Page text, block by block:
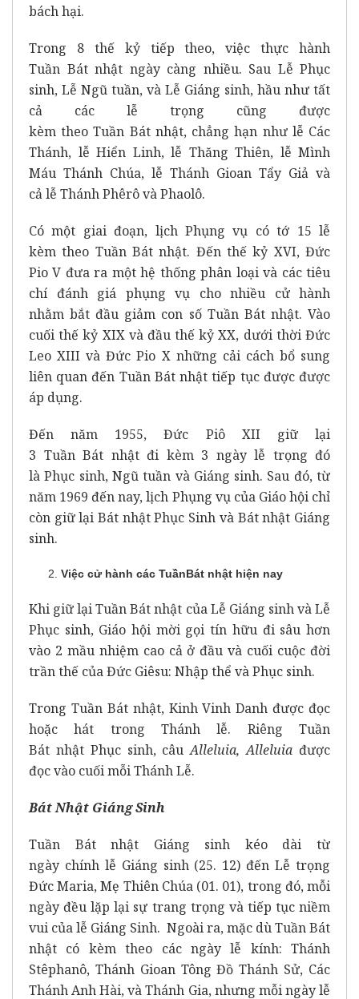
bách hại.
Trong 8 thế kỷ tiếp theo, việc thực hành
Tuần Bát nhật ngày càng nhiều. Sau Lễ Phục
sinh, Lễ Ngũ tuần, và Lễ Giáng sinh, hầu như tất
cả các lễ trọng cũng được
kèm theo Tuần Bát nhật, chẳng hạn như lễ Các
Thánh, lễ Hiển Linh, lễ Thăng Thiên, lễ Mình
Máu Thánh Chúa, lễ Thánh Gioan Tẩy Giả và
cả lễ Thánh Phêrô và Phaolô.
Có một giai đoạn, lịch Phụng vụ có tớ 15 lễ
kèm theo Tuần Bát nhật. Đến thế kỷ XVI, Đức
Pio V đưa ra một hệ thống phân loại và các tiêu
chí đánh giá phụng vụ cho nhiều cử hành
nhằm bắt đầu giảm con số Tuần Bát nhật. Vào
cuối thế kỷ XIX và đầu thế kỷ XX, dưới thời Đức
Leo XIII và Đức Pio X những cải cách bổ sung
liên quan đến Tuần Bát nhật tiếp tục được được
áp dụng.
Đến năm 1955, Đức Piô XII giữ lại
3 Tuần Bát nhật đi kèm 3 ngày lễ trọng đó
là Phục sinh, Ngũ tuần và Giáng sinh. Sau đó, từ
năm 1969 đến nay, lịch Phụng vụ của Giáo hội chỉ
còn giữ lại Bát nhật Phục Sinh và Bát nhật Giáng
sinh.
Việc cử hành các TuầnBát nhật hiện nay
Khi giữ lại Tuần Bát nhật của Lễ Giáng sinh và Lễ
Phục sinh, Giáo hội mời gọi tín hữu đi sâu hơn
vào 2 mầu nhiệm cao cả ở đầu và cuối cuộc đời
trần thế của Đức Giêsu: Nhập thể và Phục sinh.
Trong Tuần Bát nhật, Kinh Vinh Danh được đọc
hoặc hát trong Thánh lễ. Riêng Tuần
Bát nhật Phục sinh, câuAlleluia, Alleluia được
đọc vào cuối mỗi Thánh Lễ.
Bát Nhật Giáng Sinh
Tuần Bát nhật Giáng sinh kéo dài từ
ngày chính lễ Giáng sinh (25. 12) đến Lễ trọng
Đức Maria, Mẹ Thiên Chúa (01. 01), trong đó, mỗi
ngày đều lặp lại sự trang trọng và tiếp tục niềm
vui của lễ Giáng Sinh. Ngoài ra, mặc dù Tuần Bát
nhật có kèm theo các ngày lễ kính: Thánh
Stêphanô, Thánh Gioan Tông Đồ Thánh Sử, Các
Thánh Anh Hài, và Thánh Gia, nhưng mỗi ngày lễ